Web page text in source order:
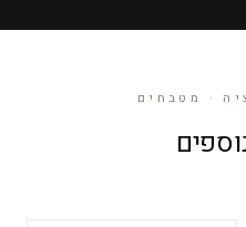
· מטבחים